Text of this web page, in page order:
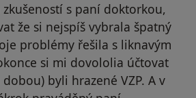
s paní doktorkou,
že si nejspíš vybrala špatný
problémy řešila s liknavým
si mi dovololia účtovat
byli hrazené VZP. A v